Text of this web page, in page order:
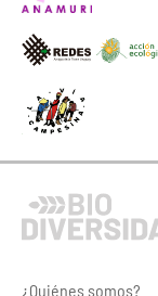
¿Quiénes somos?